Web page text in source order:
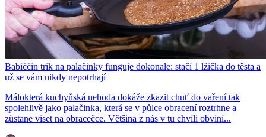
Babiččin trik na palačinky funguje dokonale: stačí 1 lžička do těsta a
už se vám nikdy nepotrhají
Málokterá kuchyňská nehoda dokáže zkazit chuť do vaření tak
spolehlivě jako palačinka, která se v půlce obracení roztrhne a
zůstane viset na obracečce. Většina z nás v tu chvíli obviní...